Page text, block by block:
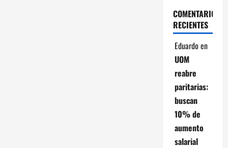
COMENTARIOS
RECIENTES
Eduardo en
UOM
reabre
paritarias:
buscan
10% de
aumento
salarial